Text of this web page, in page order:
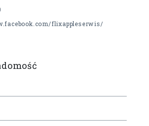
flixappleserwis/